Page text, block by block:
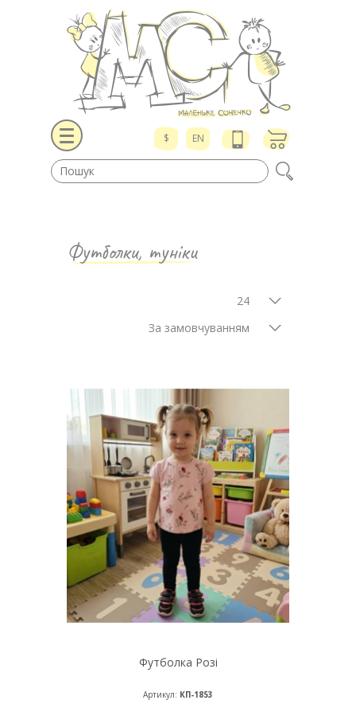
EN
$
Футболки, туніки
24
За замовчуванням
Футболка Розі
Артикул: КП-1853